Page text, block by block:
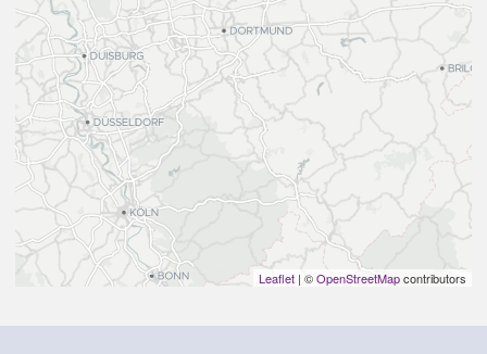
Leaflet | ©OpenStreetMapcontributors